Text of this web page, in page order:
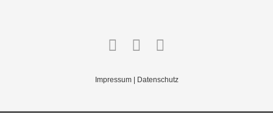
Impressum| Datenschutz